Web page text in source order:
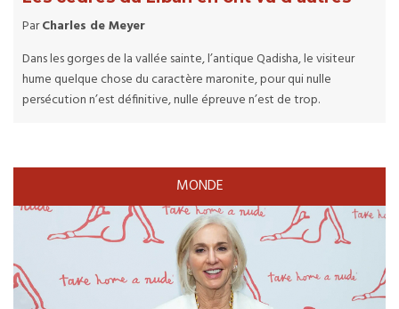
ParCharles de Meyer
Dans les gorges de la vallée sainte, l’antique Qadisha, le visiteur
hume quelque chose du caractère maronite, pour qui nulle
persécution n’est définitive, nulle épreuve n’est de trop.
MONDE